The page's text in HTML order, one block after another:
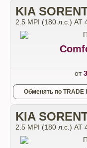
KIA
2.5 MPI (180 л.с.) АТ
от
Обменять по TRADE
KIA
2.5 MPI (180 л.с.) АТ